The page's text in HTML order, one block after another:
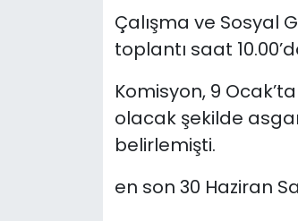
Çalışma ve Sosyal
toplantı saat
Komisyon, 9
olacak şekilde
belirlemişti.
en son 30 Haziran